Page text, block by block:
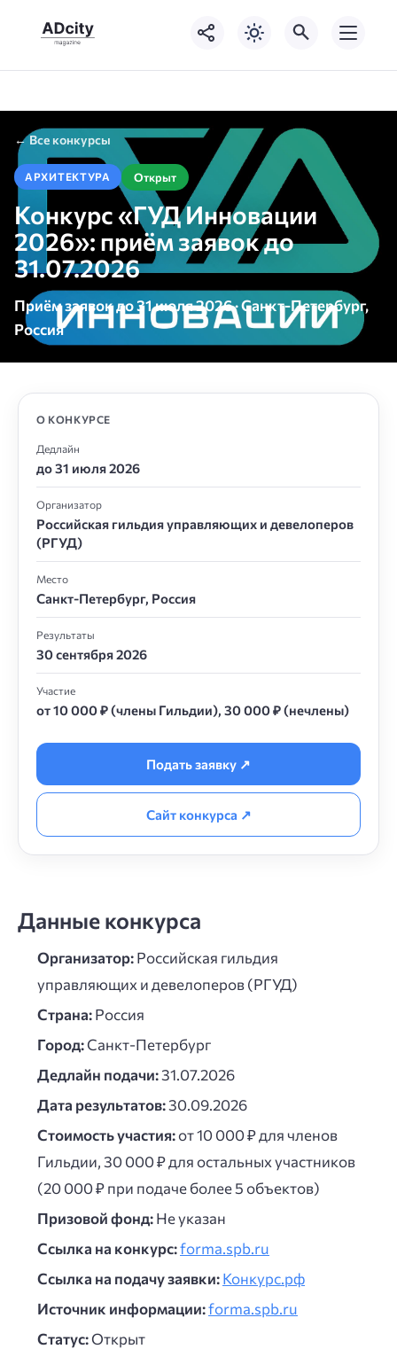
← Все конкурсы
АРХИТЕКТУРА Открыт
Конкурс «ГУД Инновации
2026»: приём заявок до
31.07.2026
Приём заявок до 31 июля 2026 · Санкт-Петербург,
Россия
Данные конкурса
Организатор:Российская гильдия
управляющих и девелоперов (РГУД)
Страна:Россия
Город:Санкт-Петербург
Дедлайн подачи:31.07.2026
Дата результатов:30.09.2026
Стоимость участия:от 10 000 ₽ для членов
Гильдии, 30 000 ₽ для остальных участников
(20 000 ₽ при подаче более 5 объектов)
Призовой фонд:Не указан
Ссылка на конкурс:forma.spb.ru
Ссылка на подачу заявки:Конкурс.рф
Источник информации:forma.spb.ru
Статус:Открыт
О КОНКУРСЕ
Дедлайн
до 31 июля 2026
Организатор
Российская гильдия управляющих и девелоперов
(РГУД)
Место
Санкт-Петербург, Россия
Результаты
30 сентября 2026
Участие
от 10 000 ₽ (члены Гильдии), 30 000 ₽ (нечлены)
Подать заявку ↗
Сайт конкурса ↗